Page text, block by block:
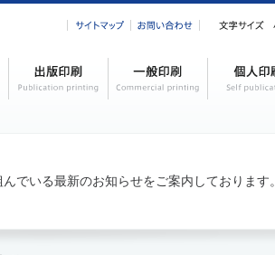
でいる最新のお知らせをご案内しております